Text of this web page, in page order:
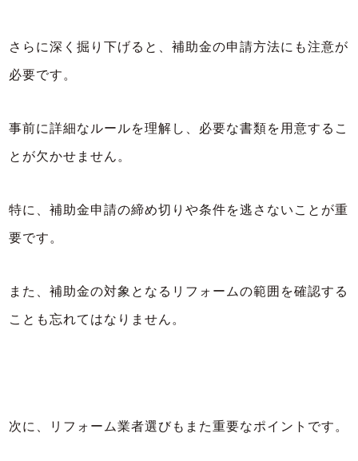
さらに深く掘り下げると、補助金の申請方法にも注意が
必要です。
事前に詳細なルールを理解し、必要な書類を用意するこ
とが欠かせません。
特に、補助金申請の締め切りや条件を逃さないことが重
要です。
また、補助金の対象となるリフォームの範囲を確認する
ことも忘れてはなりません。
次に、リフォーム業者選びもまた重要なポイントです。